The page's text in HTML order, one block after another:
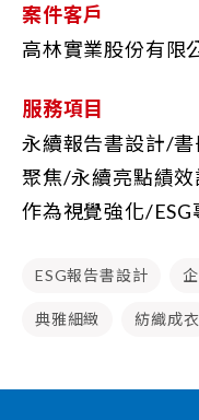
案件客戶
高林實業股份有限
服務項目
永續報告書設計/
聚焦/永續亮點績
作為視覺強化/
ESG報告書設計
典雅細緻 紡織成衣